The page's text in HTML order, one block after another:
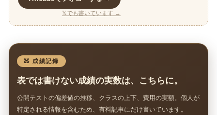
𝕏でも書いています →
🧸 成績記録
表では書けない成績の実数は、こちらに。
公開テストの偏差値の推移、クラスの上下、費用の実額。個人が
特定される情報を含むため、有料記事にだけ書いています。